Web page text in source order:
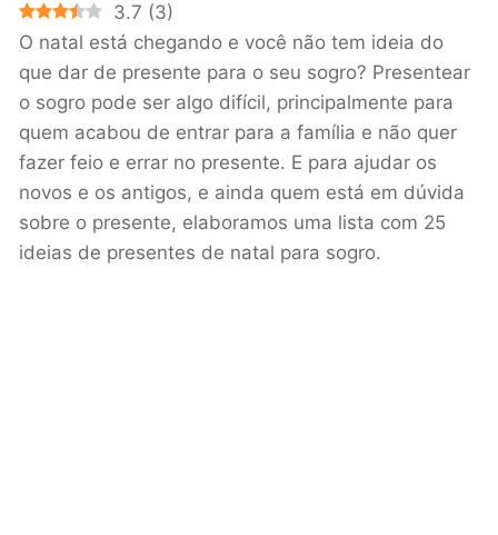
3.7 (3)
O natal está chegando e você não tem ideia do
que dar de presente para o seu sogro? Presentear
o sogro pode ser algo difícil, principalmente para
quem acabou de entrar para a família e não quer
fazer feio e errar no presente. E para ajudar os
novos e os antigos, e ainda quem está em dúvida
sobre o presente, elaboramos uma lista com 25
ideias de presentes de natal para sogro.